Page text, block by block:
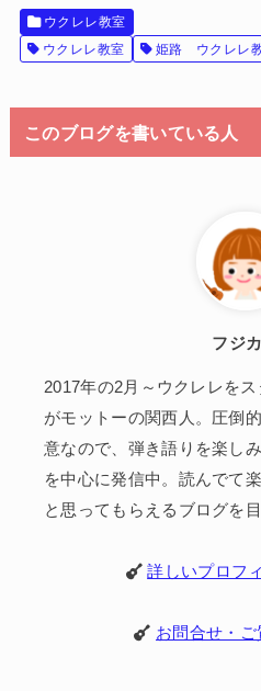
ウクレレ教室
ウクレレ教室
姫路 ウクレレ
このブログを書いている人
フジ
2017年の2月～ウクレレをス
がモットーの関西人。圧倒
意なので、弾き語りを楽し
を中心に発信中。読んでて
と思ってもらえるブログを目
詳しいプロフ
お問合せ・ご